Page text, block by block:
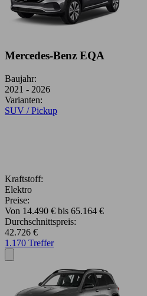
Mercedes-Benz EQA
Baujahr:
2021 - 2026
Varianten:
SUV / Pickup
Kraftstoff:
Elektro
Preise:
Von 14.490 € bis 65.164 €
Durchschnittspreis:
42.726 €
1.170 Treffer